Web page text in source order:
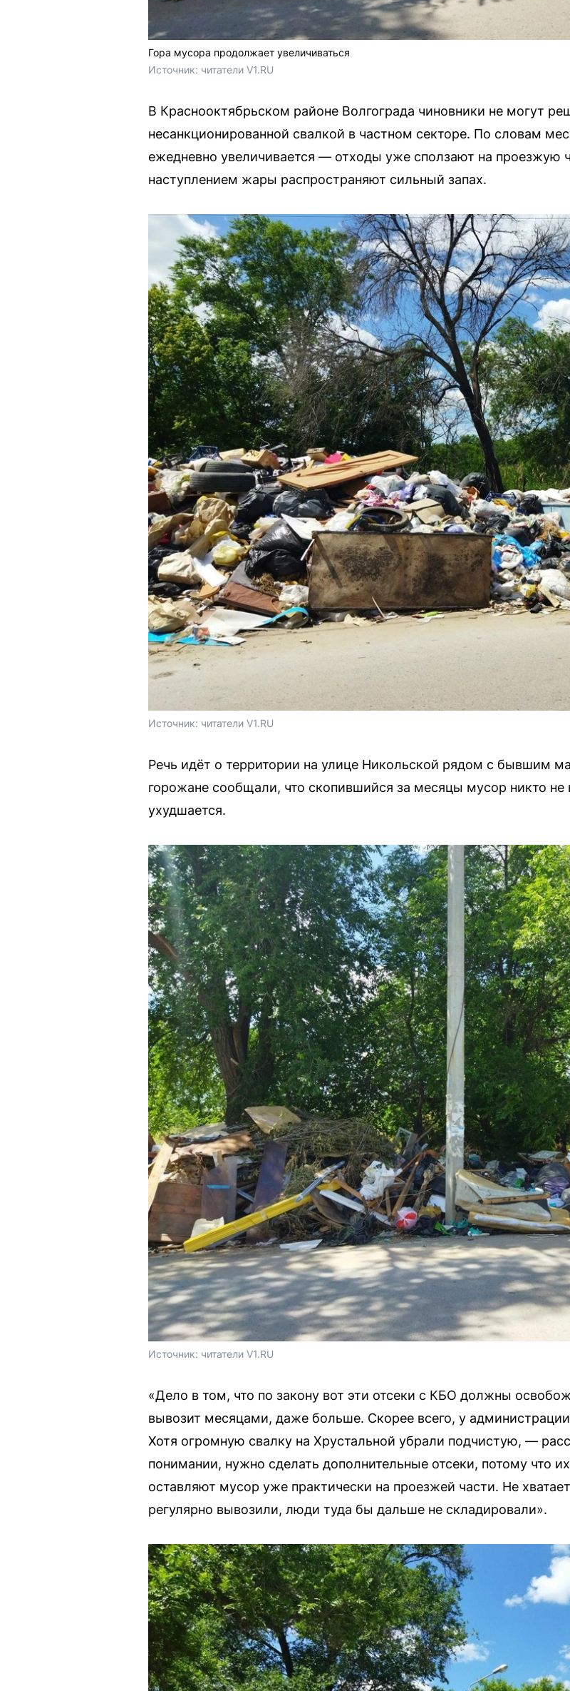
Гора мусора продолжает увеличиваться
Источник: читатели V1.RU
В Краснооктябрьском районе Волгограда чиновники не могут
несанкционированной свалкой в частном секторе. По словам
ежедневно увеличивается — отходы уже сползают на проезжую
наступлением жары распространяют сильный запах.
Источник: читатели V1.RU
Речь идёт о территории на улице Никольской рядом с бывшим
горожане сообщали, что скопившийся за месяцы мусор никто не
ухудшается.
Источник: читатели V1.RU
«Дело в том, что по закону вот эти отсеки с КБО должны
вывозит месяцами, даже больше. Скорее всего, у
Хотя огромную свалку на Хрустальной убрали подчистую, —
понимании, нужно сделать дополнительные отсеки, потому что
оставляют мусор уже практически на проезжей части. Не
регулярно вывозили, люди туда бы дальше не складировали».